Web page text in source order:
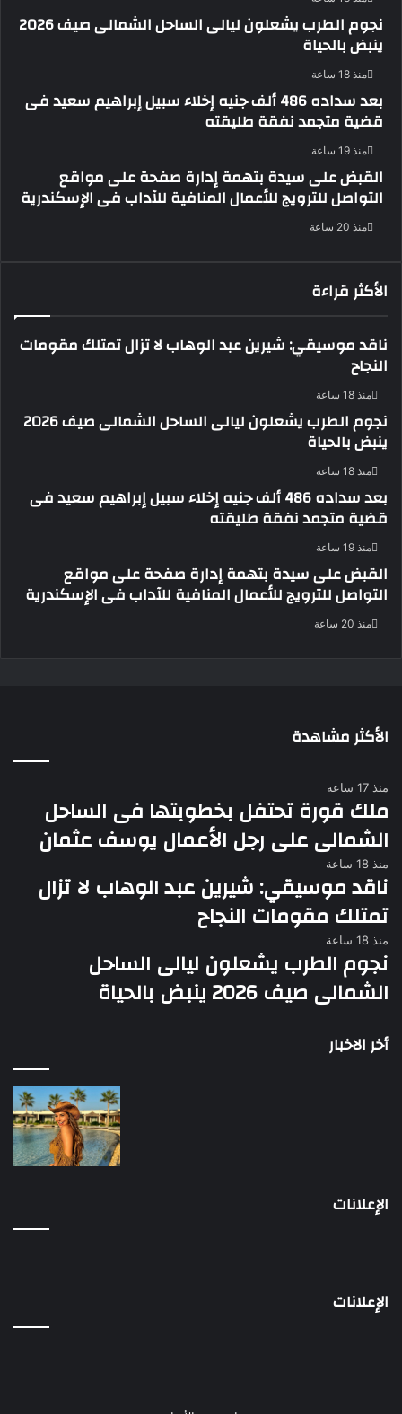
نجوم الطرب يشعلون ليالى الساحل الشمالى صيف 2026
ينبض بالحياة
منذ 18 ساعة
بعد سداده 486 ألف جنيه إخلاء سبيل إبراهيم سعيد فى
قضية متجمد نفقة طليقته
منذ 19 ساعة
القبض على سيدة بتهمة إدارة صفحة على مواقع
التواصل للترويج للأعمال المنافية للآداب فى الإسكندرية
منذ 20 ساعة
الأكثر قراءة
ناقد موسيقي: شيرين عبد الوهاب لا تزال تمتلك مقومات
النجاح
منذ 18 ساعة
نجوم الطرب يشعلون ليالى الساحل الشمالى صيف 2026
ينبض بالحياة
منذ 18 ساعة
بعد سداده 486 ألف جنيه إخلاء سبيل إبراهيم سعيد فى
قضية متجمد نفقة طليقته
منذ 19 ساعة
القبض على سيدة بتهمة إدارة صفحة على مواقع
التواصل للترويج للأعمال المنافية للآداب فى الإسكندرية
منذ 20 ساعة
الأكثر مشاهدة
منذ 17 ساعة
ملك قورة تحتفل بخطوبتها فى الساحل
الشمالى على رجل الأعمال يوسف عثمان
منذ 18 ساعة
ناقد موسيقي: شيرين عبد الوهاب لا تزال
تمتلك مقومات النجاح
منذ 18 ساعة
نجوم الطرب يشعلون ليالى الساحل
الشمالى صيف 2026 ينبض بالحياة
أخر الاخبار
الإعلانات
الإعلانات